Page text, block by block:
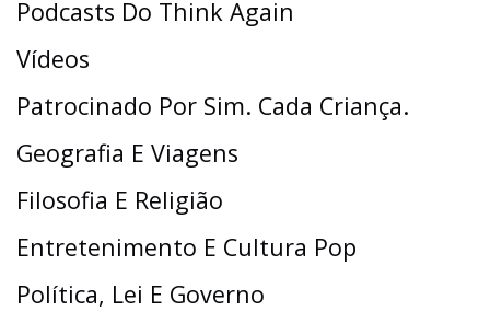
Podcasts Do Think Again
Vídeos
Patrocinado Por Sim. Cada Criança.
Geografia E Viagens
Filosofia E Religião
Entretenimento E Cultura Pop
Política, Lei E Governo